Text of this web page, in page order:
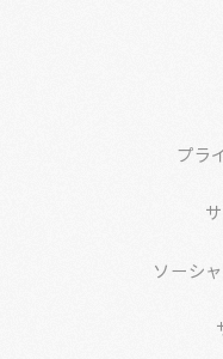
プラ
ソーシ